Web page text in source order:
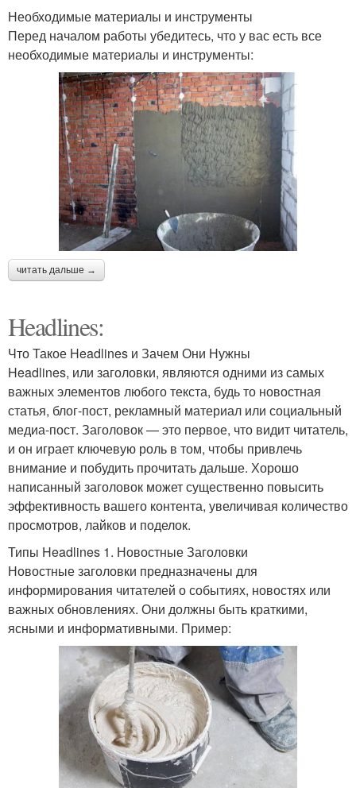
Необходимые материалы и инструменты
Перед началом работы убедитесь, что у вас есть все
необходимые материалы и инструменты:
читать дальше →
Headlines:
Что Такое Headlines и Зачем Они Нужны
Headlines, или заголовки, являются одними из самых
важных элементов любого текста, будь то новостная
статья, блог-пост, рекламный материал или социальный
медиа-пост. Заголовок — это первое, что видит читатель,
и он играет ключевую роль в том, чтобы привлечь
внимание и побудить прочитать дальше. Хорошо
написанный заголовок может существенно повысить
эффективность вашего контента, увеличивая количество
просмотров, лайков и поделок.
Типы Headlines 1. Новостные Заголовки
Новостные заголовки предназначены для
информирования читателей о событиях, новостях или
важных обновлениях. Они должны быть краткими,
ясными и информативными. Пример: